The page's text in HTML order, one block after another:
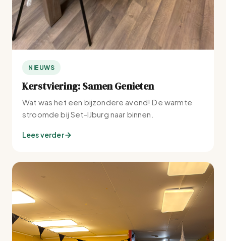
NIEUWS
Kerstviering: Samen Genieten
Wat was het een bijzondere avond! De warmte
stroomde bij Set-IJburg naar binnen.
Lees verder